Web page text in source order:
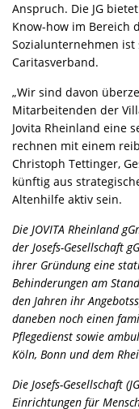
Anspruch. Die JG
Know-how im Bereich
Sozialunternehmen ist
Caritasverband.
„Wir sind davon
Mitarbeitenden der
Jovita Rheinland eine
rechnen mit einem
Christoph Tettinger,
künftig aus
Altenhilfe aktiv sein.
Die JOVITA Rheinland
der Josefs-Gesellschaft
ihrer Gründung eine
Behinderungen am
den Jahren ihr
daneben noch einen
Pflegedienst sowie
Köln, Bonn und dem
Die Josefs-Gesellschaft
Einrichtungen für